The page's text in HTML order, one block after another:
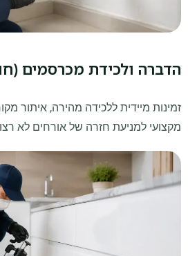
הדברה ולכידת מכרסמים
זמינות מיידית ללכידה מהירה, איתור
מקצועי למניעת חזרה של אורחים לא